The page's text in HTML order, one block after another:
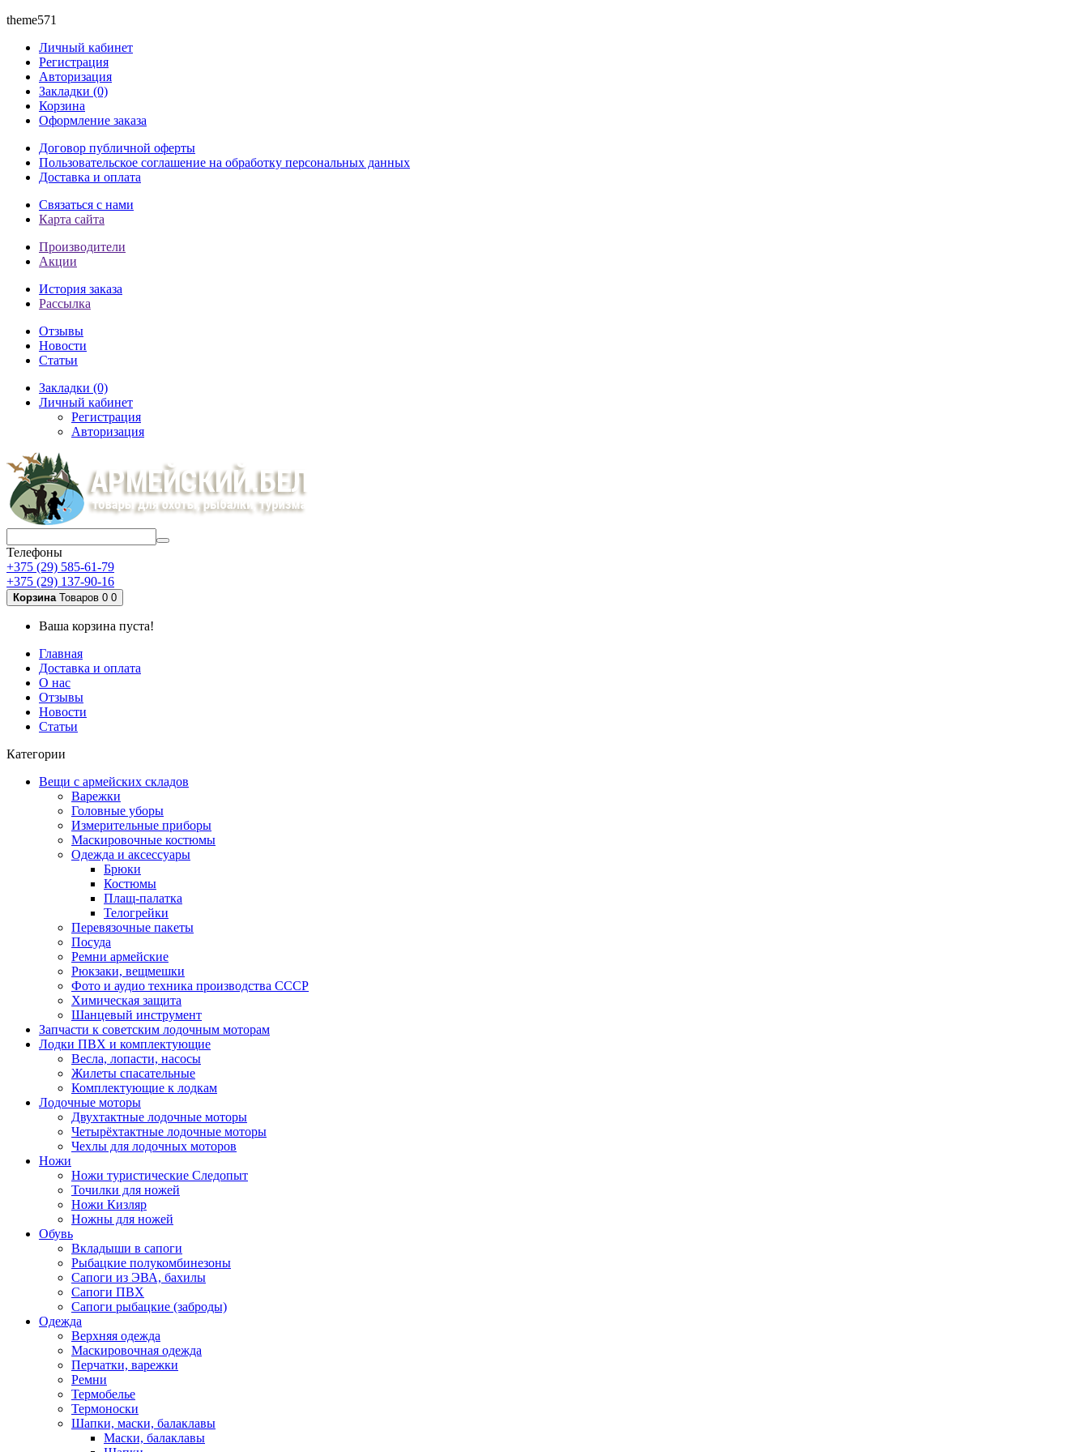
theme571
Личный кабинет
Регистрация
Авторизация
Закладки (0)
Корзина
Оформление заказа
Договор публичной оферты
Пользовательское соглашение на обработку персональных данных
Доставка и оплата
Связаться с нами
Карта сайта
Производители
Акции
История заказа
Рассылка
Отзывы
Новости
Статьи
Закладки (0)
Личный кабинет
Регистрация
Авторизация
Телефоны
+375 (29) 585-61-79
+375 (29) 137-90-16
Корзина Товаров 0 0
Ваша корзина пуста!
Главная
Доставка и оплата
О нас
Отзывы
Новости
Статьи
Категории
Вещи с армейских складов
Варежки
Головные уборы
Измерительные приборы
Маскировочные костюмы
Одежда и аксессуары
Брюки
Костюмы
Плащ-палатка
Телогрейки
Перевязочные пакеты
Посуда
Ремни армейские
Рюкзаки, вещмешки
Фото и аудио техника производства СССР
Химическая защита
Шанцевый инструмент
Запчасти к советским лодочным моторам
Лодки ПВХ и комплектующие
Весла, лопасти, насосы
Жилеты спасательные
Комплектующие к лодкам
Лодочные моторы
Двухтактные лодочные моторы
Четырёхтактные лодочные моторы
Чехлы для лодочных моторов
Ножи
Ножи туристические Следопыт
Точилки для ножей
Ножи Кизляр
Ножны для ножей
Обувь
Вкладыши в сапоги
Рыбацкие полукомбинезоны
Сапоги из ЭВА, бахилы
Сапоги ПВХ
Сапоги рыбацкие (заброды)
Одежда
Верхняя одежда
Маскировочная одежда
Перчатки, варежки
Ремни
Термобелье
Термоноски
Шапки, маски, балаклавы
Маски, балаклавы